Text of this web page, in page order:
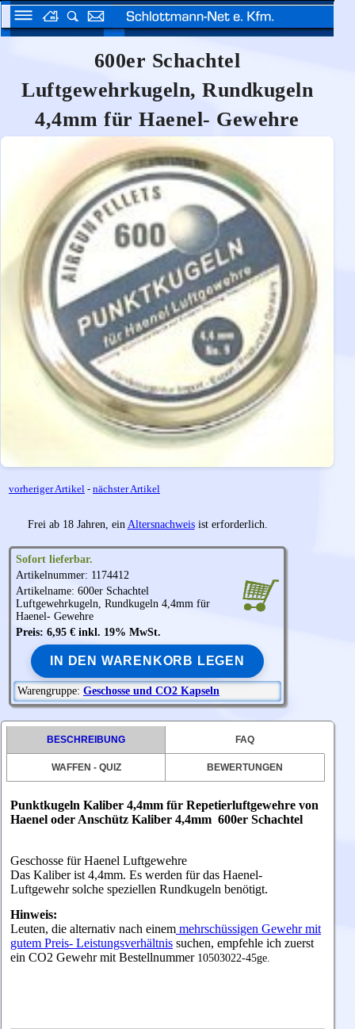
600er Schachtel
Luftgewehrkugeln, Rundkugeln
4,4mm für Haenel- Gewehre
vorheriger Artikel - nächster Artikel
Frei ab 18 Jahren, ein Altersnachweisist erforderlich.
Sofort lieferbar.
Artikelnummer: 1174412
Artikelname: 600er Schachtel
Luftgewehrkugeln, Rundkugeln 4,4mm für
Haenel- Gewehre
Preis: 6,95 € inkl. 19% MwSt.
IN DEN WARENKORB LEGEN
Warengruppe: Geschosse und CO2 Kapseln
BESCHREIBUNG FAQ
WAFFEN - QUIZ BEWERTUNGEN
Punktkugeln Kaliber 4,4mm für Repetierluftgewehre von
Haenel oder Anschütz Kaliber 4,4mm 600er Schachtel
Geschosse für Haenel Luftgewehre
Das Kaliber ist 4,4mm. Es werden für das Haenel-
Luftgewehr solche speziellen Rundkugeln benötigt.
Hinweis:
Leuten, die alternativ nach einem mehrschüssigen Gewehr mit
gutem Preis- Leistungsverhältnis suchen, empfehle ich zuerst
ein CO2 Gewehr mit Bestellnummer 10503022-45ge.